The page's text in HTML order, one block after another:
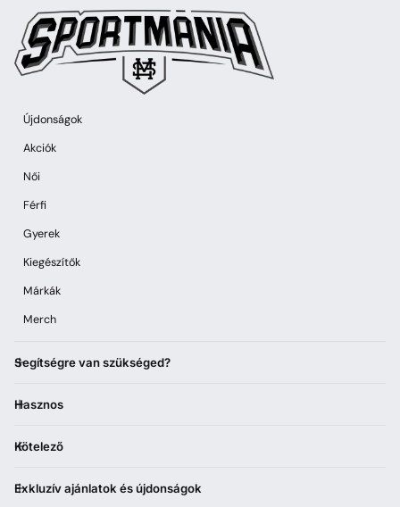
Újdonságok
Akciók
Női
Férfi
Gyerek
Kiegészítők
Márkák
Merch
Segítségre van szükséged?
Hasznos
Kötelező
Exkluzív ajánlatok és újdonságok